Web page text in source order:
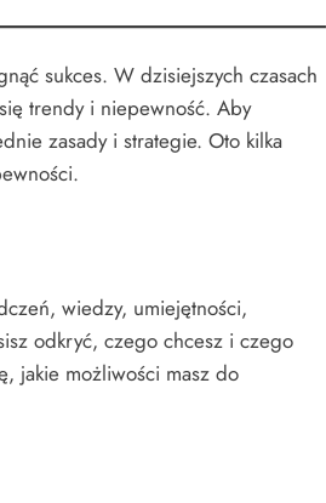
sukces. W dzisiejszych czasach
trendy i niepewność. Aby
zasady i strategie. Oto kilka
wiedzy, umiejętności,
odkryć, czego chcesz i czego
jakie możliwości masz do